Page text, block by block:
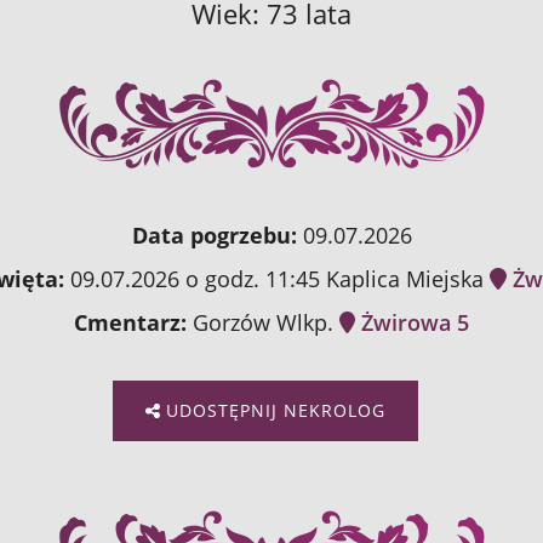
Wiek: 73 lata
Data pogrzebu: 09.07.2026
09.07.2026 o godz. 11:45 Kaplica Miejska
Cmentarz: Gorzów Wlkp. Żwirowa 5
UDOSTĘPNIJ NEKROLOG